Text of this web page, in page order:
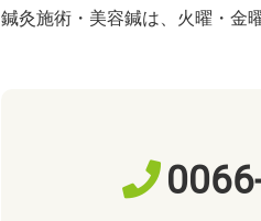
鍼灸施術・美容鍼は、火曜・金